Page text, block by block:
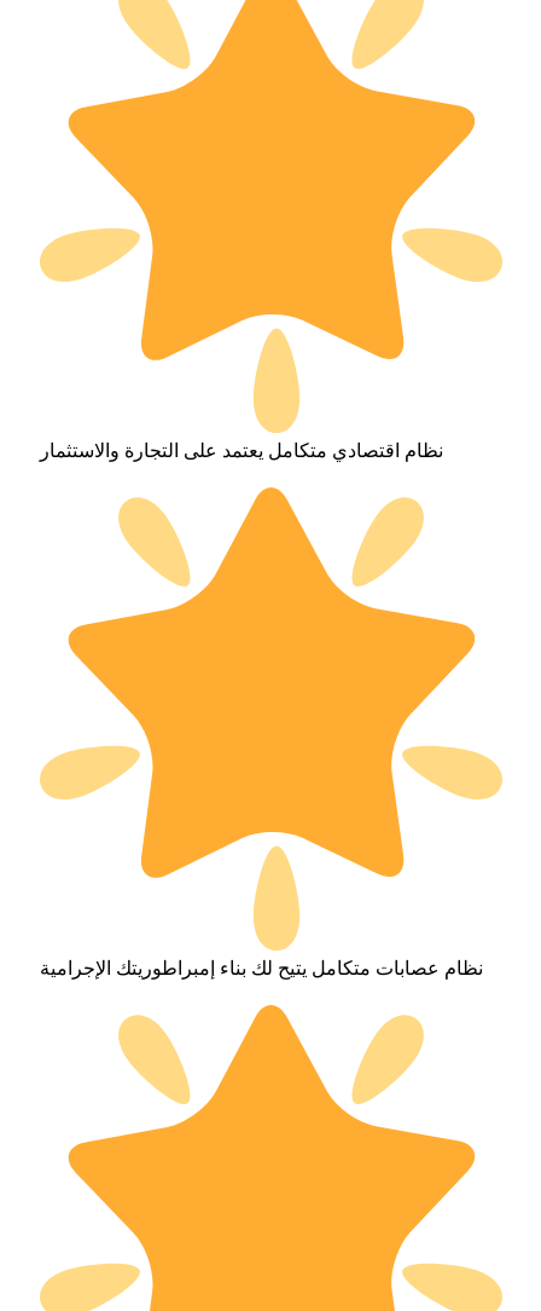
نظام اقتصادي متكامل يعتمد على التجارة والاستثمار
نظام عصابات متكامل يتيح لك بناء إمبراطوريتك الإجرامية